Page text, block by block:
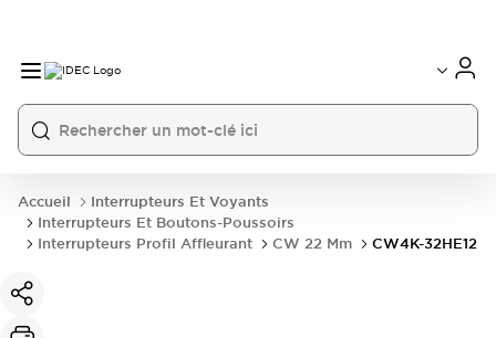
Accueil
Interrupteurs Et Voyants
Interrupteurs Et Boutons-Poussoirs
Interrupteurs Profil Affleurant
CW 22 Mm CW4K-32HE12